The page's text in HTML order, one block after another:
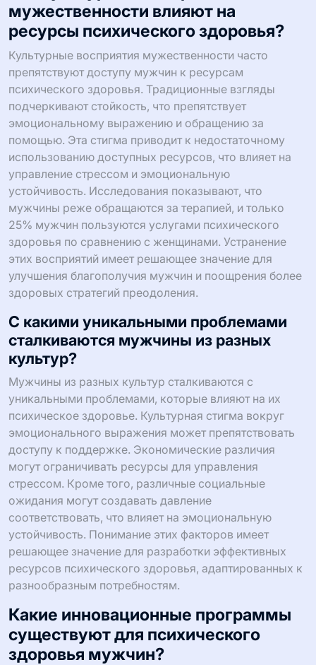
мужественности влияют на
ресурсы психического здоровья?
Культурные восприятия мужественности часто
препятствуют доступу мужчин к ресурсам
психического здоровья. Традиционные взгляды
подчеркивают стойкость, что препятствует
эмоциональному выражению и обращению за
помощью. Эта стигма приводит к недостаточному
использованию доступных ресурсов, что влияет на
управление стрессом и эмоциональную
устойчивость. Исследования показывают, что
мужчины реже обращаются за терапией, и только
25% мужчин пользуются услугами психического
здоровья по сравнению с женщинами. Устранение
этих восприятий имеет решающее значение для
улучшения благополучия мужчин и поощрения более
здоровых стратегий преодоления.
С какими уникальными проблемами
сталкиваются мужчины из разных
культур?
Мужчины из разных культур сталкиваются с
уникальными проблемами, которые влияют на их
психическое здоровье. Культурная стигма вокруг
эмоционального выражения может препятствовать
доступу к поддержке. Экономические различия
могут ограничивать ресурсы для управления
стрессом. Кроме того, различные социальные
ожидания могут создавать давление
соответствовать, что влияет на эмоциональную
устойчивость. Понимание этих факторов имеет
решающее значение для разработки эффективных
ресурсов психического здоровья, адаптированных к
разнообразным потребностям.
Какие инновационные программы
существуют для психического
здоровья мужчин?